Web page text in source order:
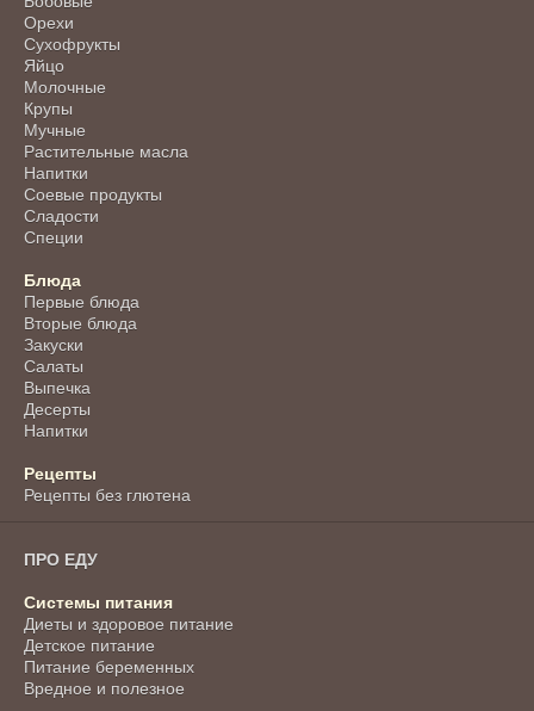
Орехи
Сухофрукты
Яйцо
Молочные
Крупы
Мучные
Растительные масла
Напитки
Соевые продукты
Сладости
Специи
Блюда
Первые блюда
Вторые блюда
Закуски
Салаты
Выпечка
Десерты
Напитки
Рецепты
Рецепты без глютена
ПРО ЕДУ
Системы питания
Диеты и здоровое питание
Детское питание
Питание беременных
Вредное и полезное